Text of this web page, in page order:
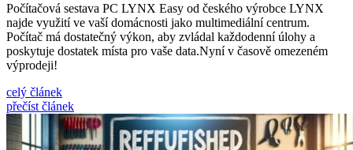
Počítačová sestava PC LYNX Easy od českého výrobce LYNX
najde využití ve vaší domácnosti jako multimediální centrum.
Počítač má dostatečný výkon, aby zvládal každodenní úlohy a
poskytuje dostatek místa pro vaše data.Nyní v časově omezeném
výprodeji!
celý článek
přečíst článek